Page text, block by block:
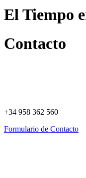
El Tiempo
Contacto
+34 958 362 560
Formulario de Contacto